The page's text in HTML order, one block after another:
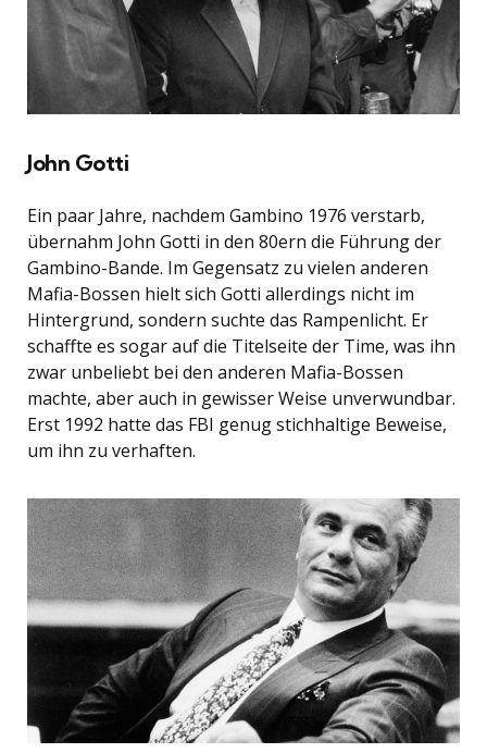
John Gotti
Ein paar Jahre, nachdem Gambino 1976 verstarb,
übernahm John Gotti in den 80ern die Führung der
Gambino-Bande. Im Gegensatz zu vielen anderen
Mafia-Bossen hielt sich Gotti allerdings nicht im
Hintergrund, sondern suchte das Rampenlicht. Er
schaffte es sogar auf die Titelseite der Time, was ihn
zwar unbeliebt bei den anderen Mafia-Bossen
machte, aber auch in gewisser Weise unverwundbar.
Erst 1992 hatte das FBI genug stichhaltige Beweise,
um ihn zu verhaften.